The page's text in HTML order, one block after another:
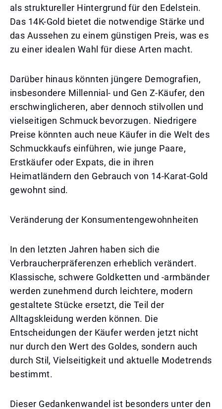
als struktureller Hintergrund für den Edelstein.
Das 14K-Gold bietet die notwendige Stärke und
das Aussehen zu einem günstigen Preis, was es
zu einer idealen Wahl für diese Arten macht.
Darüber hinaus könnten jüngere Demografien,
insbesondere Millennial- und Gen Z-Käufer, den
erschwinglicheren, aber dennoch stilvollen und
vielseitigen Schmuck bevorzugen. Niedrigere
Preise könnten auch neue Käufer in die Welt des
Schmuckkaufs einführen, wie junge Paare,
Erstkäufer oder Expats, die in ihren
Heimatländern den Gebrauch von 14-Karat-Gold
gewohnt sind.
Veränderung der Konsumentengewohnheiten
In den letzten Jahren haben sich die
Verbraucherpräferenzen erheblich verändert.
Klassische, schwere Goldketten und -armbänder
werden zunehmend durch leichtere, modern
gestaltete Stücke ersetzt, die Teil der
Alltagskleidung werden können. Die
Entscheidungen der Käufer werden jetzt nicht
nur durch den Wert des Goldes, sondern auch
durch Stil, Vielseitigkeit und aktuelle Modetrends
bestimmt.
Dieser Gedankenwandel ist besonders unter den